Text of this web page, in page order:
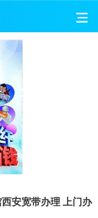
安宽带办理 上门办